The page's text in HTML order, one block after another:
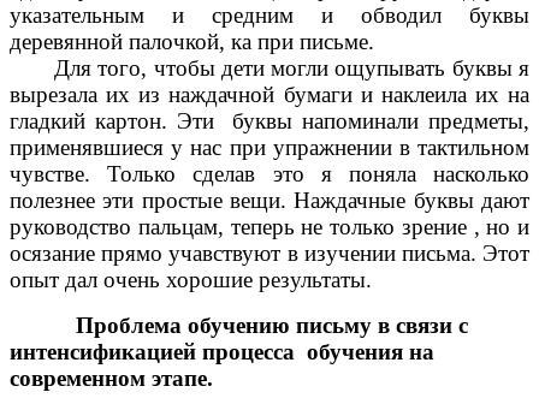
указательным и средним и обводил буквы
деревянной палочкой, ка при письме.
Для того, чтобы дети могли ощупывать буквы я
вырезала их из наждачной бумаги и наклеила их на
гладкий картон. Эти буквы напоминали предметы,
применявшиеся у нас при упражнении в тактильном
чувстве. Только сделав это я поняла насколько
полезнее эти простые вещи. Наждачные буквы дают
руководство пальцам, теперь не только зрение , но и
осязание прямо учавствуют в изучении письма. Этот
опыт дал очень хорошие результаты.
Проблема обучению письму в связи с
интенсификацией процесса обучения на
современном этапе.